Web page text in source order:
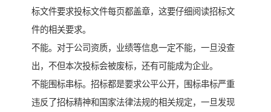
标文件要求投标文件每页都盖章，这要仔细阅读招标文
件的相关要求。
不能。对于公司资质，业绩等信息一定不能，一旦没查
出，不但本次投标会被废标，还有可能成为企业。
不能围标串标。招标都是要求公平公开，围标串标严重
违反了招标精神和国家法律法规的相关规定，一旦发现